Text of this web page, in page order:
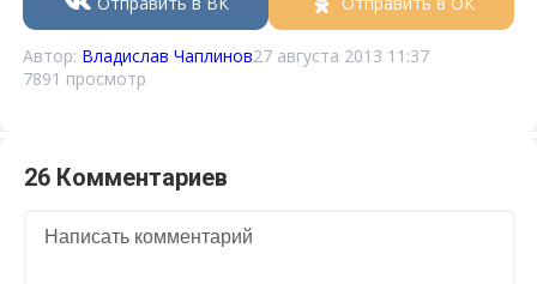
Автор: Владислав Чаплинов27 августа 2013 11:37
7891 просмотр
26 Комментариев